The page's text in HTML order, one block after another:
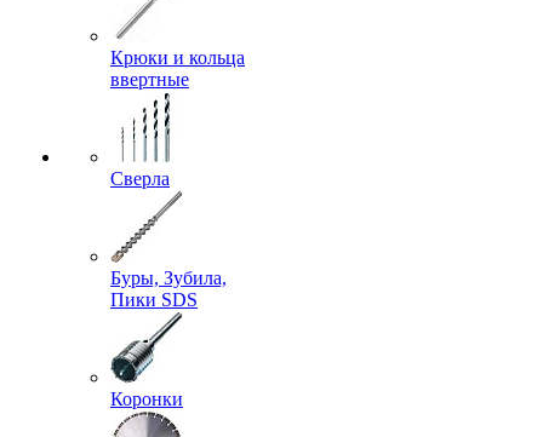
Крюки и кольца
ввертные
Сверла
Буры, Зубила,
Пики SDS
Коронки